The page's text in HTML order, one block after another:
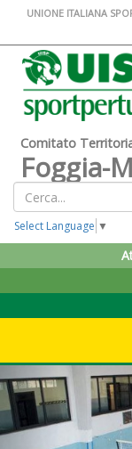
UNIONE ITALIANA
Comitato
Foggia-
Select Language ▼
Previous